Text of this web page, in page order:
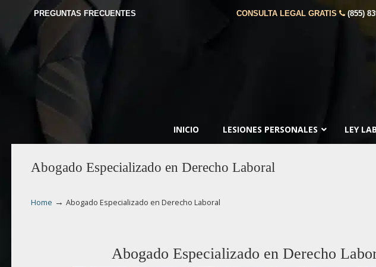
PREGUNTAS FRECUENTES CONSULTA LEGAL GRATIS (855)
INICIO LESIONES PERSONALES LEY
Abogado Especializado en Derecho Laboral
Home → Abogado Especializado en Derecho Laboral
Abogado Especializado en Derecho